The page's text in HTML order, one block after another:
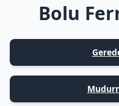
Bolu